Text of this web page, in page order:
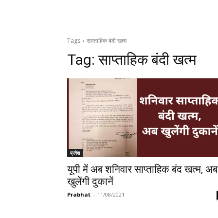
Tags साप्ताहिक बंदी खत्म
Tag:साप्ताहिक बंदी खत्म
प्रदेश
यूपी में अब शनिवार साप्ताहिक बंद खत्म, अब
खुलेंगी दुकानें
Prabhat - 11/08/2021